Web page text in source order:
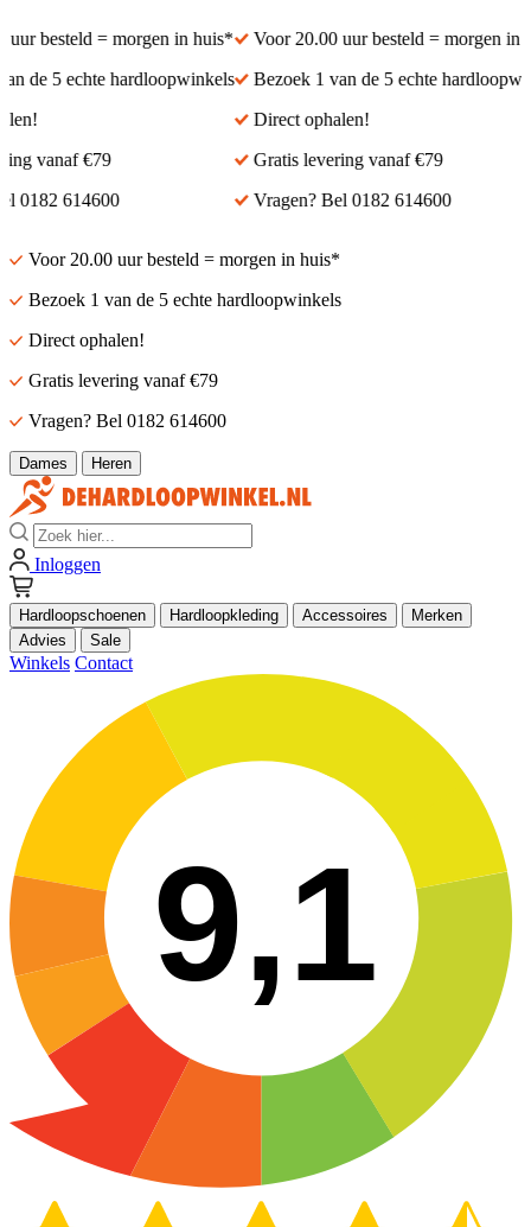
besteld = morgen in huis*
de 5 echte hardloopwinkels
vanaf €79
614600
Voor 20.00 uur besteld = morgen in
Bezoek 1 van de 5 echte
Direct ophalen!
Gratis levering vanaf €79
Vragen? Bel 0182 614600
Voor 20.00 uur besteld = morgen in huis*
Bezoek 1 van de 5 echte hardloopwinkels
Direct ophalen!
Gratis levering vanaf €79
Vragen? Bel 0182 614600
Dames Heren
Zoek
Inloggen
Hardloopschoenen Hardloopkleding Accessoires
Merken
Advies
Sale
Winkels Contact
9,1